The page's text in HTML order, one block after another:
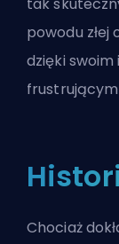
powodu złej
dzięki
Chociaż